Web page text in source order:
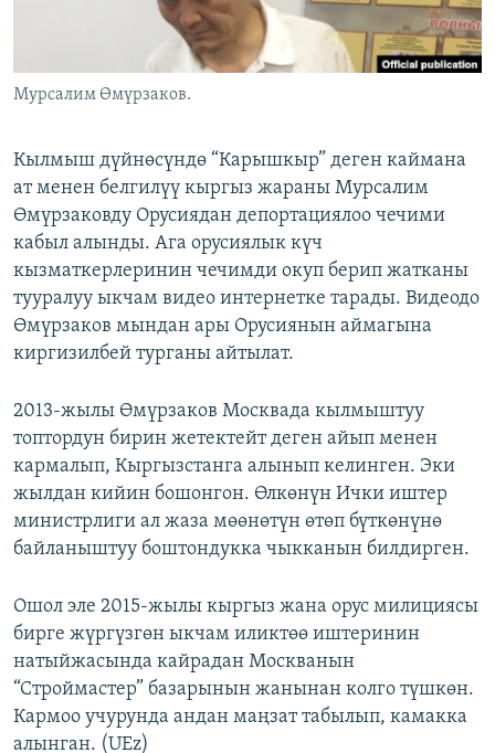
ЭЕ/АРнун бардык сайттары
Мурсалим Өмүрзаков.
Кылмыш дүйнөсүндө “Карышкыр” деген каймана
ат менен белгилүү кыргыз жараны Мурсалим
Өмүрзаковду Орусиядан депортациялоо чечими
кабыл алынды. Ага орусиялык күч
кызматкерлеринин чечимди окуп берип жатканы
тууралуу ыкчам видео интернетке тарады. Видеодо
Өмүрзаков мындан ары Орусиянын аймагына
киргизилбей турганы айтылат.
2013-жылы Өмүрзаков Москвада кылмыштуу
топтордун бирин жетектейт деген айып менен
кармалып, Кыргызстанга алынып келинген. Эки
жылдан кийин бошонгон. Өлкөнүн Ички иштер
министрлиги ал жаза мөөнөтүн өтөп бүткөнүнө
байланыштуу боштондукка чыкканын билдирген.
Ошол эле 2015-жылы кыргыз жана орус милициясы
бирге жүргүзгөн ыкчам иликтөө иштеринин
натыйжасында кайрадан Москванын
“Строймастер” базарынын жанынан колго түшкөн.
Кармоо учурунда андан маңзат табылып, камакка
алынган. (UEz)